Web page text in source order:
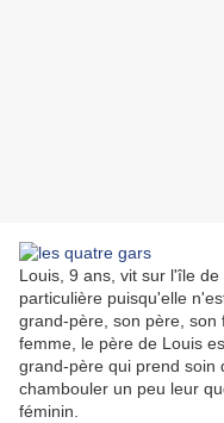
Louis, 9 ans, vit sur l'île
particulière puisqu'elle
grand-père, son père, son
femme, le père de Louis
grand-père qui prend soin
chambouler un peu leur
féminin.